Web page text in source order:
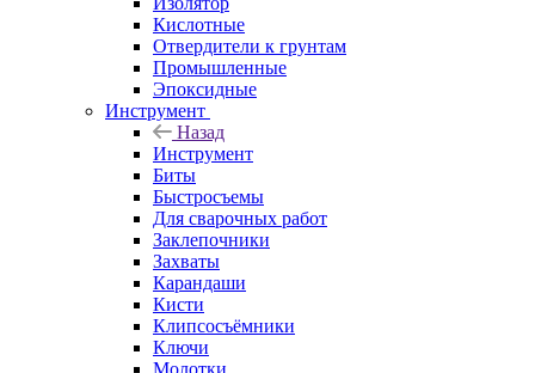
Кислотные
Отвердители к грунтам
Промышленные
Эпоксидные
Инструмент
Назад
Инструмент
Биты
Быстросъемы
Для сварочных работ
Заклепочники
Захваты
Карандаши
Кисти
Клипсосъёмники
Ключи
Молотки